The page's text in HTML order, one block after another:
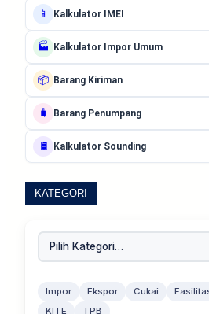
📱 Kalkulator IMEI
🏭 Kalkulator Impor Umum
📦 Barang Kiriman
🧳 Barang Penumpang
🛢️ Kalkulator Sounding
KATEGORI
Impor Ekspor Cukai
KITE
TPB